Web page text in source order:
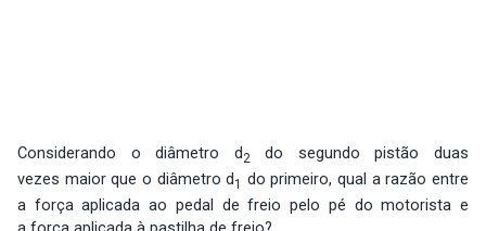
Considerando o diâmetro d2
do segundo pistão duas
vezes maior que o diâmetro d1 do primeiro, qual a razão entre
a força aplicada ao pedal de freio pelo pé do motorista e